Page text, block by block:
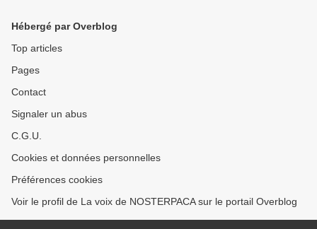
Hébergé par Overblog
Top articles
Pages
Contact
Signaler un abus
C.G.U.
Cookies et données personnelles
Préférences cookies
Voir le profil de La voix de NOSTERPACA sur le portail Overblog